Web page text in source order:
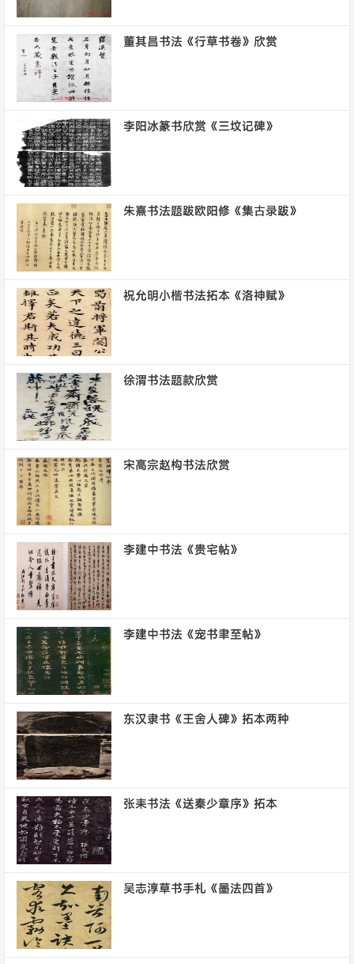
董其昌书法《行草书卷》欣赏
李阳冰篆书欣赏《三坟记碑》
朱熹书法题跋欧阳修《集古录跋》
祝允明小楷书法拓本《洛神赋》
徐渭书法题款欣赏
宋高宗赵构书法欣赏
李建中书法《贵宅帖》
李建中书法《宠书聿至帖》
东汉隶书《王舍人碑》拓本两种
张耒书法《送秦少章序》拓本
吴志淳草书手札《墨法四首》